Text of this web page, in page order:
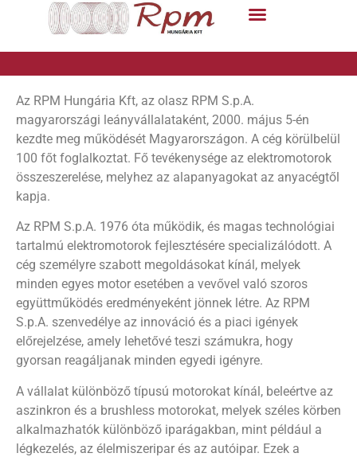
Az RPM Hungária Kft, az olasz RPM S.p.A.
magyarországi leányvállalataként, 2000. május 5-én
kezdte meg működését Magyarországon. A cég körülbelül
100 főt foglalkoztat. Fő tevékenysége az elektromotorok
összeszerelése, melyhez az alapanyagokat az anyacégtől
kapja.
Az RPM S.p.A. 1976 óta működik, és magas technológiai
tartalmú elektromotorok fejlesztésére specializálódott. A
cég személyre szabott megoldásokat kínál, melyek
minden egyes motor esetében a vevővel való szoros
együttműködés eredményeként jönnek létre. Az RPM
S.p.A. szenvedélye az innováció és a piaci igények
előrejelzése, amely lehetővé teszi számukra, hogy
gyorsan reagáljanak minden egyedi igényre.
A vállalat különböző típusú motorokat kínál, beleértve az
aszinkron és a brushless motorokat, melyek széles körben
alkalmazhatók különböző iparágakban, mint például a
légkezelés, az élelmiszeripar és az autóipar. Ezek a